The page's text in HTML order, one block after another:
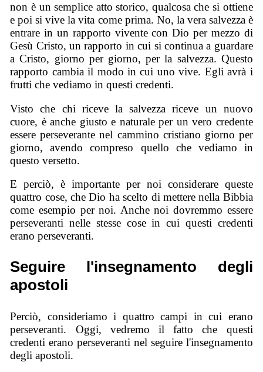
non è un semplice atto storico, qualcosa che si ottiene
e poi si vive la vita come prima. No, la vera salvezza è
entrare in un rapporto vivente con Dio per mezzo di
Gesù Cristo, un rapporto in cui si continua a guardare
a Cristo, giorno per giorno, per la salvezza. Questo
rapporto cambia il modo in cui uno vive. Egli avrà i
frutti che vediamo in questi credenti.
Visto che chi riceve la salvezza riceve un nuovo
cuore, è anche giusto e naturale per un vero credente
essere perseverante nel cammino cristiano giorno per
giorno, avendo compreso quello che vediamo in
questo versetto.
E perciò, è importante per noi considerare queste
quattro cose, che Dio ha scelto di mettere nella Bibbia
come esempio per noi. Anche noi dovremmo essere
perseveranti nelle stesse cose in cui questi credenti
erano perseveranti.
Seguire l'insegnamento degli
apostoli
Perciò, consideriamo i quattro campi in cui erano
perseveranti. Oggi, vedremo il fatto che questi
credenti erano perseveranti nel seguire l'insegnamento
degli apostoli.